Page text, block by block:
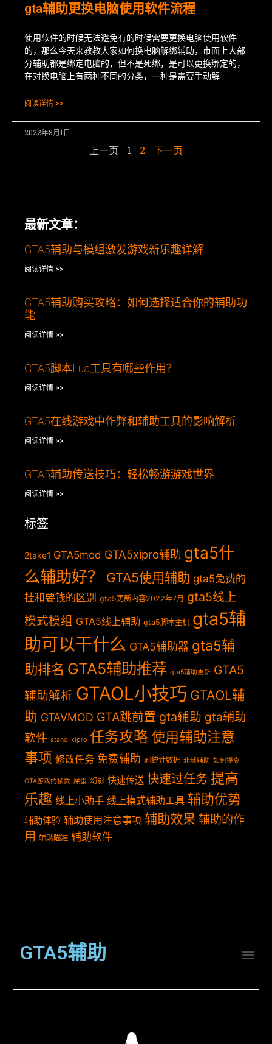
gta辅助更换电脑使用软件流程
使用软件的时候无法避免有的时候需要更换电脑使用软件
的，那么今天来教教大家如何换电脑解绑辅助，市面上大部
分辅助都是绑定电脑的，但不是死绑，是可以更换绑定的，
在对换电脑上有两种不同的分类，一种是需要手动解
阅读详情 >>
2022年8月1日
上一页 1 2 下一页
最新文章：
GTA5辅助与模组激发游戏新乐趣详解
阅读详情 >>
GTA5辅助购买攻略：如何选择适合你的辅助功
能
阅读详情 >>
GTA5脚本Lua工具有哪些作用？
阅读详情 >>
GTA5在线游戏中作弊和辅助工具的影响解析
阅读详情 >>
GTA5辅助传送技巧：轻松畅游游戏世界
阅读详情 >>
标签
2take1 GTA5mod GTA5xipro辅助 gta5什
么辅助好？
GTA5使用辅助 gta5免费的
挂和要钱的区别
gta5更新内容2022年7月 gta5线上
模式模组 GTA5线上辅助 gta5脚本主机 gta5辅
助可以干什么 GTA5辅助器 gta5辅
助排名 GTA5辅助推荐 gta5辅助更新 GTA5
辅助解析 GTAOL小技巧 GTAOL辅
助 GTAVMOD GTA跳前置 gta辅助 gta辅助
软件 stand xipro 任务攻略 使用辅助注意
事项 修改任务 免费辅助 刷统计数据 北域辅助 如何提高
GTA游戏的帧数 屎蛋 幻影 快速传送 快速过任务 提高
乐趣 线上小助手 线上模式辅助工具 辅助优势
辅助体验 辅助使用注意事项 辅助效果 辅助的作
用 辅助瞄准 辅助软件
GTA5辅助